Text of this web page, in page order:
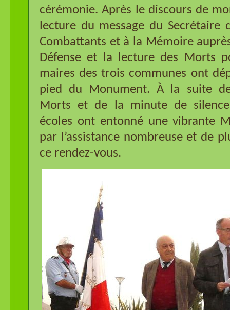
cérémonie. Après le discours de
lecture du message du Secrétaire
Combattants et à la Mémoire
Défense et la lecture des Morts
maires des trois communes ont
pied du Monument. À la suite
Morts et de la minute de
écoles ont entonné une vibrante
par l’assistance nombreuse et de
ce rendez-vous.